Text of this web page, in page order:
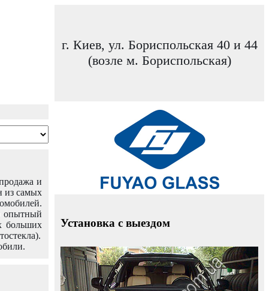
г. Киев, ул. Бориспольская 40 и 44
(возле м. Бориспольская)
и
из самых
опытный
больших
Установка с выездом